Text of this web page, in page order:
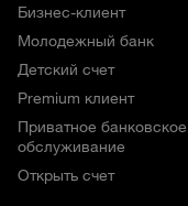
Бизнес-клиент
Молодежный банк
Детский счет
Premium клиент
Приватное банковское
обслуживание
Открыть счет